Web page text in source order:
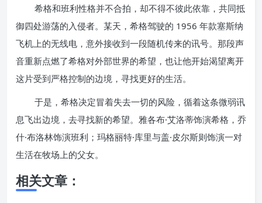
希格和班利性格并不合拍，却不得不彼此依靠，共同抵
御四处游荡的入侵者。某天，希格驾驶的 1956 年款塞斯纳
飞机上的无线电，意外接收到一段随机传来的讯号。那段声
音重新点燃了希格对外部世界的希望，也让他开始渴望离开
这片受到严格控制的边境，寻找更好的生活。
于是，希格决定冒着失去一切的风险，循着这条微弱讯
息飞出边境，去寻找新的希望。雅各布·艾洛蒂饰演希格，乔
什·布洛林饰演班利；玛格丽特·库里与盖·皮尔斯则饰演一对
生活在牧场上的父女。
相关文章：